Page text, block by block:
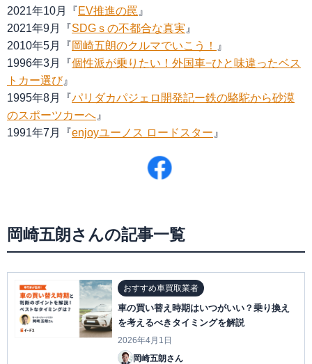
2021年10月『EV推進の罠 』
2021年9月『SDGｓの不都合な真実 』
2010年5月『岡崎五朗のクルマでいこう！
』
1996年3月『個性派が乗りたい！外国車−ひと味違ったベス
トカー選び』
1995年8月『パリダカパジェロ開発記ー鉄の駱駝から砂漠
のスポーツカーへ 』
1991年7月『enjoyユーノス ロードスター 』
岡崎五朗さんの記事一覧
おすすめ車買取業者
車の買い替え時期はいつがいい？乗り換え
を考えるべきタイミングを解説
2026年4月1日
岡崎五朗さん